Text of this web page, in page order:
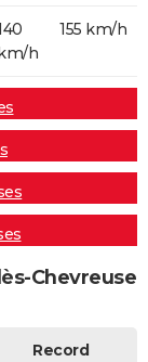
h
155 km/h
Chevreuse
Record